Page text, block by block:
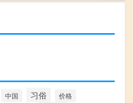
中国 习俗 价格